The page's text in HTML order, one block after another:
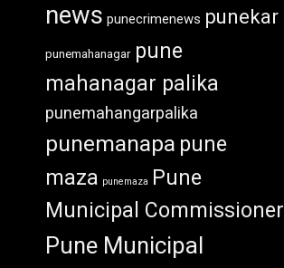
news punecrimenews punekar
punemahanagar pune
mahanagar palika
punemahangarpalika
punemanapa pune
maza punemaza
Pune
Municipal Commissioner
Pune Municipal